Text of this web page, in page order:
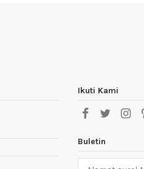
Ikuti Kami
Buletin